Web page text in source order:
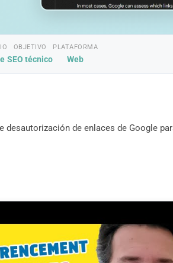
OBJETIVO
SEO técnico
PLATAFORMA
Web
de enlaces de Google